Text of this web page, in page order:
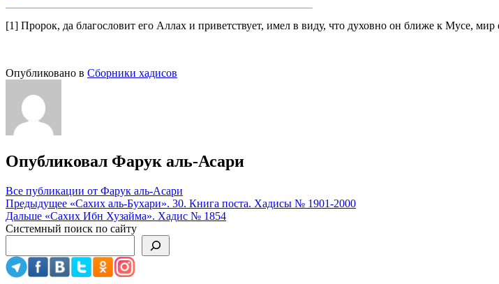
[1] Пророк, да благословит его Аллах и приветствует, имел в виду, что духовно он ближе к Мусе,
Опубликовано в Сборники хадисов
Опубликовал Фарук аль-Асари
Все публикации от Фарук аль-Асари
Навигация
по
Предыдущее «Сахих аль-Бухари». 30. Книга поста. Хадисы № 1901-2000
Дальше «Сахих Ибн Хузайма». Хадис № 1854
Системный поиск по сайту